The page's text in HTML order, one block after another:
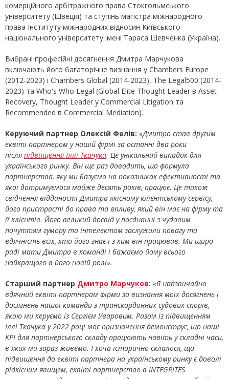
комерційного арбітражного права Стокгольмського
університету (Швеція) та ступінь магістра міжнародного
права Інституту міжнародних відносин Київського
національного університету імені Тараса Шевченка (Україна).
Вибрані професійні досягнення Дмитра Марчукова
включають його багаторічне визнання у Chambers Europe
(2012-2023) і Chambers Global (2014-2023), The Legal500 (2014-
2023) та Who's Who Legal (Global Elite Thought Leader в Asset
Recovery, Thought Leader у Commercial Litigation та
Recommended в Commercial Mediation).
Керуючий партнер Олексій Фелів: «Дмитро став другим
еквіті партнером у нашій фірмі за останні два роки
після підвищення Іллі Ткачука. Це унікальний випадок для
українського ринку. Він ще раз доводить, що формула
партнерства, яку ми базуємо на показниках ефективності та
якої дотримуємося майже десять років, працює. Це також
свідчення відданості Дмитра якісному клієнтському сервісу,
його пристрасті до права та впливу, який він має на фірму та
її клієнтів. Його великий досвід у поєднанні з чудовим
почуттям гумору та інтелектом заслужили повагу та
вдячність всіх, хто його знає і з ким він працював. Ми щиро
раді мати Дмитра в команді і бажаємо йому всього
найкращого в його новій ролі».
Старший партнер Дмитро Марчуков: «Я надзвичайно
вдячний еквіті партнерам фірми за визнання моїх досягнень і
досягнень нашої команди з транскордонних судових спорів,
якою ми керуємо із Сергієм Уваровим. Разом із підвищенням
Іллі Ткачука у 2022 році моє призначення демонструє, що наші
KPI для партнерського складу працюють навіть у складні часи,
в яких ми зараз живемо. І хоча історично склалося, що
підвищення до еквіті партнера на українському ринку є доволі
рідкісним явищем, еквіті партнерство в INTEGRITES